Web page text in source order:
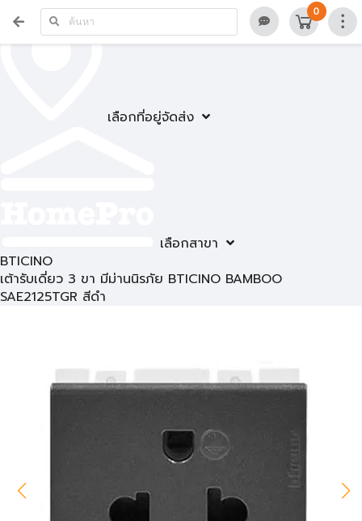
เลือกที่อยู่จัดส่ง
เลือกสาขา
0
BTICINO
เต้ารับเดี่ยว 3 ขา มีม่านนิรภัย BTICINO BAMBOO
SAE2125TGR สีดำ